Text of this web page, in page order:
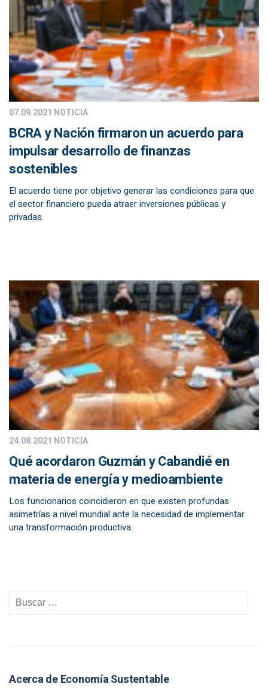
07.09.2021 NOTICIA
BCRA y Nación firmaron un acuerdo para
impulsar desarrollo de finanzas
sostenibles
El acuerdo tiene por objetivo generar las condiciones para que
el sector financiero pueda atraer inversiones públicas y
privadas.
24.08.2021 NOTICIA
Qué acordaron Guzmán y Cabandié en
materia de energía y medioambiente
Los funcionarios coincidieron en que existen profundas
asimetrías a nivel mundial ante la necesidad de implementar
una transformación productiva.
Acerca de Economía Sustentable